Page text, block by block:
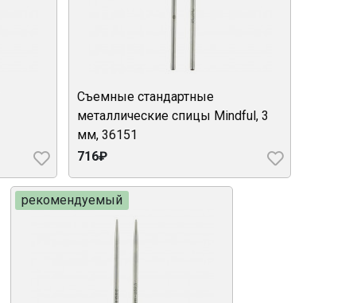
Съемные стандартные
металлические спицы Mindful, 3
мм, 36151
716₽
рекомендуемый